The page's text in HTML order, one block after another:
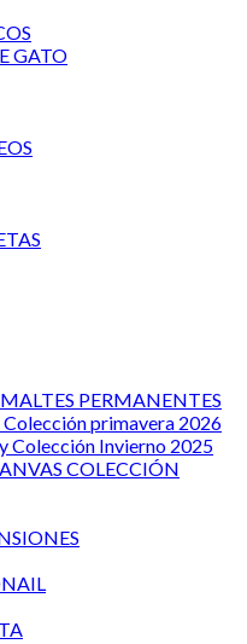
GATO
PERMANENTES
primavera 2026
Colección Invierno 2025
COLECCIÓN